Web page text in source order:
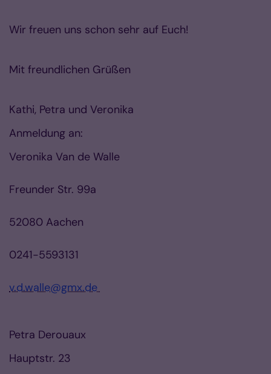
Wir freuen uns schon sehr auf Euch!
Mit freundlichen Grüßen
Kathi, Petra und Veronika
Anmeldung an:
Veronika Van de Walle
Freunder Str. 99a
52080 Aachen
0241-5593131
v.d.walle@gmx.de
Petra Derouaux
Hauptstr. 23